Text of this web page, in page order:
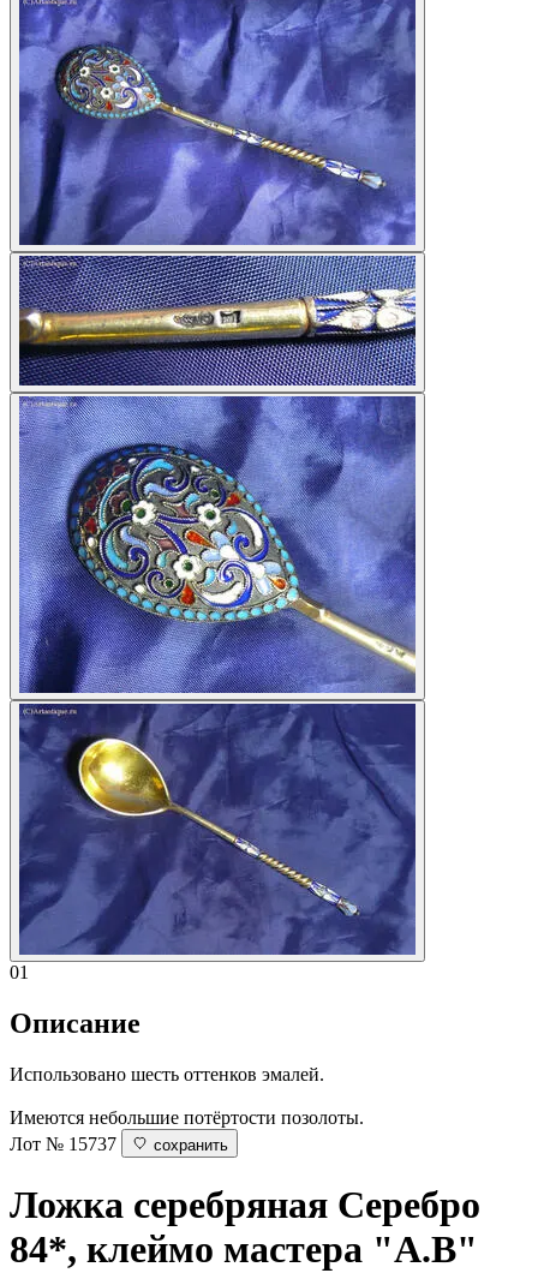
01
Описание
Использовано шесть оттенков эмалей.
Имеются небольшие потёртости позолоты.
Лот № 15737
сохранить
Ложка серебряная Серебро
84*, клеймо мастера "А.В"